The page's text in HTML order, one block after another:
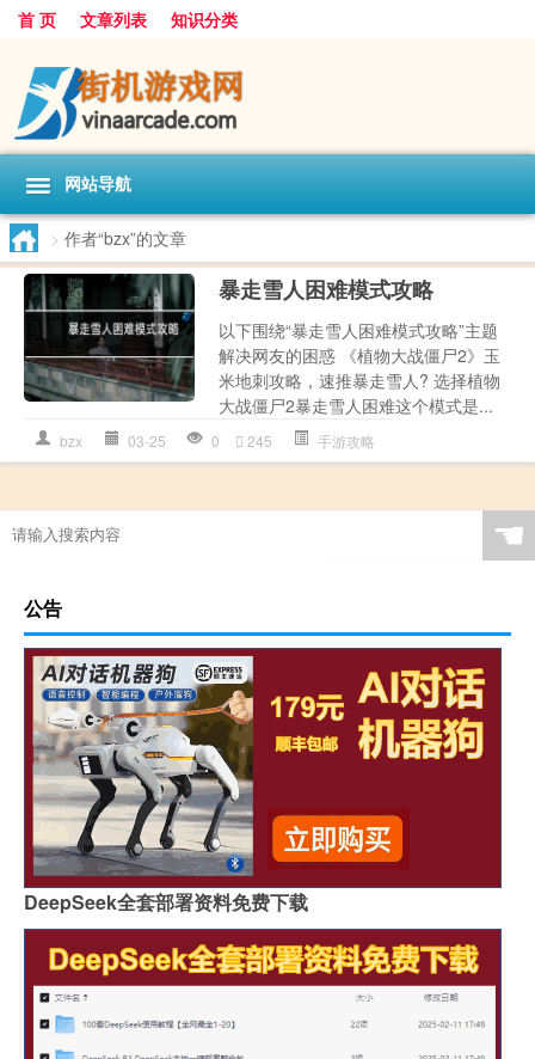
首 页 文章列表 知识分类
网站导航
> 作者“bzx”的文章
暴走雪人困难模式攻略
以下围绕“暴走雪人困难模式攻略”主题
解决网友的困惑 《植物大战僵尸2》玉
米地刺攻略，速推暴走雪人? 选择植物
大战僵尸2暴走雪人困难这个模式是...
bzx 03-25 0 245 手游攻略
☚
公告
DeepSeek全套部署资料免费下载